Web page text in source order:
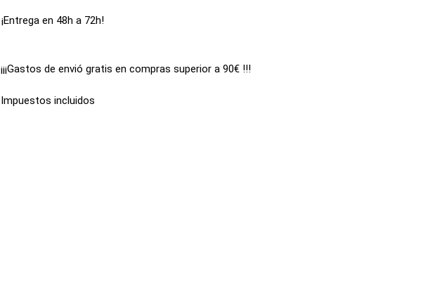
¡Entrega en 48h a 72h!
¡¡¡Gastos de envió gratis en compras superior a 90€ !!!
Impuestos incluidos